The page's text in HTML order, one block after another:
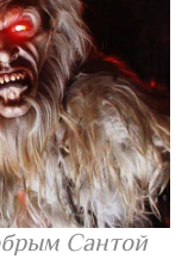
Сантой